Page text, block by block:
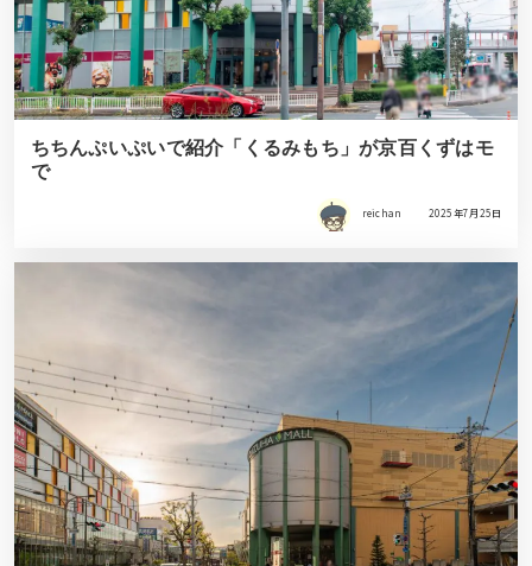
ちちんぷいぷいで紹介「くるみもち」が京百くずはモ
で
reichan 2025年7月25日